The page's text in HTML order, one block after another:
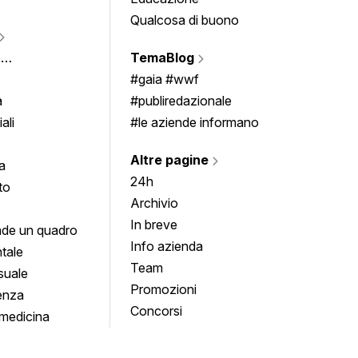
un quadro
Qualcosa di buono
TemaBlog
#gaia #wwf
#publiredazionale
#le aziende informano
Altre pagine
24h
Archivio
In breve
Info azienda
Team
Promozioni
Concorsi